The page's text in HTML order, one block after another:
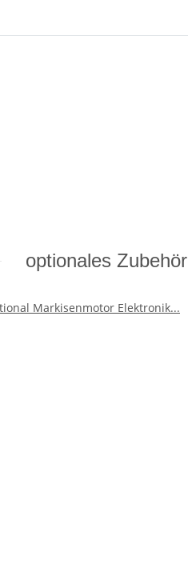
optionales Zubehör